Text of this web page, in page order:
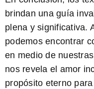
brindan una guía
plena y significativa.
podemos encontrar
en medio de
nos revela el amor
propósito eterno